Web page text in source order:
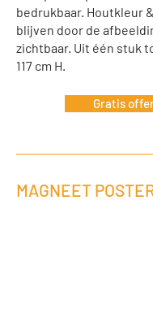
MAGNEET
bedrukbaar. Houtkleur
blijven door de
zichtbaar. Uit één stuk
117 cm H.
Gratis